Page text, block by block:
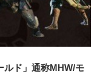
ルド」通称MHW/モ